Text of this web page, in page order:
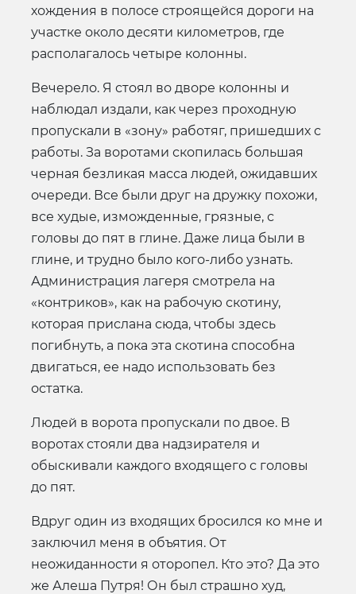
хождения в полосе строящейся дороги на
участке около десяти километров, где
располагалось четыре колонны.
Вечерело. Я стоял во дворе колонны и
наблюдал издали, как через проходную
пропускали в «зону» работяг, пришедших с
работы. За воротами скопилась большая
черная безликая масса людей, ожидавших
очереди. Все были друг на дружку похожи,
все худые, изможденные, грязные, с
головы до пят в глине. Даже лица были в
глине, и трудно было кого-либо узнать.
Администрация лагеря смотрела на
«контриков», как на рабочую скотину,
которая прислана сюда, чтобы здесь
погибнуть, а пока эта скотина способна
двигаться, ее надо использовать без
остатка.
Людей в ворота пропускали по двое. В
воротах стояли два надзирателя и
обыскивали каждого входящего с головы
до пят.
Вдруг один из входящих бросился ко мне и
заключил меня в объятия. От
неожиданности я оторопел. Кто это? Да это
же Алеша Путря! Он был страшно худ,